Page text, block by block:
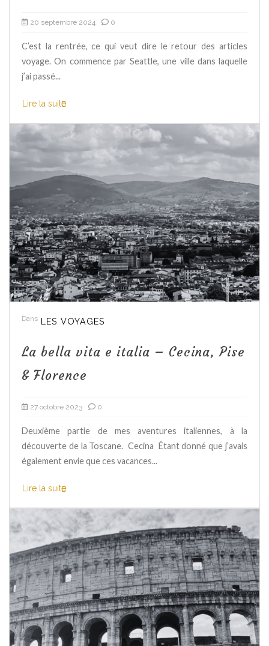
20 septembre 2024 0
C’est la rentrée, ce qui veut dire le retour des articles
voyage. On commence par Seattle, une ville dans laquelle
j’ai passé...
Lire la suite
Dans LES VOYAGES
La bella vita e italia – Cecina, Pise
& Florence
27 octobre 2023 0
Deuxième partie de mes aventures italiennes, à la
découverte de la Toscane. Cecina Étant donné que j’avais
également envie que ces vacances...
Lire la suite